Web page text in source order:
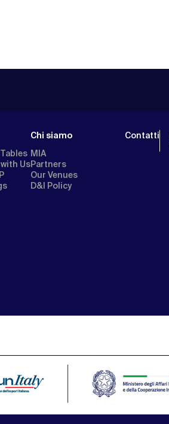
Us
Chi siamo
MIA
Partners
Our Venues
D&I Policy
Contatti